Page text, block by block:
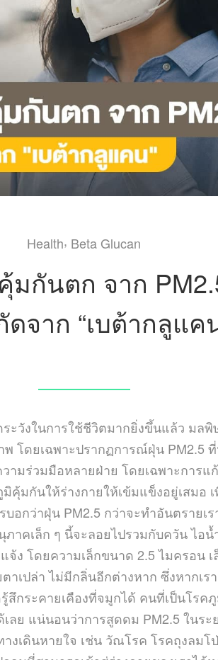
Health, Beta Glucan
กันตก จาก
ดจาก “เบต้ากลูแค
ะวังในการใช้ชีวิตมากยิ่งขึ้นแล้ว มลพิ
โดยเฉพาะปรากฏการณ์ฝุ่น PM2.5
มร่วมมือหลายฝ่าย โดยเฉพาะการ
มิคุ้มกันให้ร่างกายให้เข้มแข็งอยู่เสมอ
อกว่าฝุ่น PM2.5 กว่าจะทำอันตรายเ
ภาคเล็ก ๆ นี้จะลอยไปรวมกับควัน ไอ
จ้ง โดยความเล็กขนาด 2.5 ไมครอน
าเปล่า ไม่มีกลิ่นอีกต่างหาก ซึ่งหากเร
กระคายเคืองที่จมูกได้ คนที่เป็นโรค
ลย แน่นอนว่าการสูดดม PM2.5 ในร
งเดินหายใจ เช่น วัณโรค โรคถุงลมโ